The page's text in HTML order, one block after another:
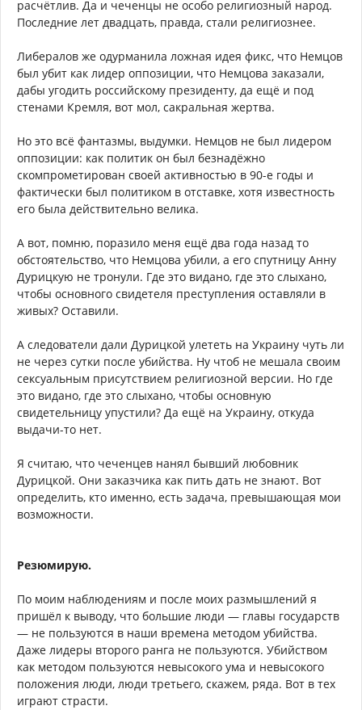
расчётлив. Да и чеченцы не особо религиозный народ.
Последние лет двадцать, правда, стали религиознее.
Либералов же одурманила ложная идея фикс, что Немцов
был убит как лидер оппозиции, что Немцова заказали,
дабы угодить российскому президенту, да ещё и под
стенами Кремля, вот мол, сакральная жертва.
Но это всё фантазмы, выдумки. Немцов не был лидером
оппозиции: как политик он был безнадёжно
скомпрометирован своей активностью в 90-е годы и
фактически был политиком в отставке, хотя известность
его была действительно велика.
А вот, помню, поразило меня ещё два года назад то
обстоятельство, что Немцова убили, а его спутницу Анну
Дурицкую не тронули. Где это видано, где это слыхано,
чтобы основного свидетеля преступления оставляли в
живых? Оставили.
А следователи дали Дурицкой улететь на Украину чуть ли
не через сутки после убийства. Ну чтоб не мешала своим
сексуальным присутствием религиозной версии. Но где
это видано, где это слыхано, чтобы основную
свидетельницу упустили? Да ещё на Украину, откуда
выдачи-то нет.
Я считаю, что чеченцев нанял бывший любовник
Дурицкой. Они заказчика как пить дать не знают. Вот
определить, кто именно, есть задача, превышающая мои
возможности.
Резюмирую.
По моим наблюдениям и после моих размышлений я
пришёл к выводу, что большие люди — главы государств
— не пользуются в наши времена методом убийства.
Даже лидеры второго ранга не пользуются. Убийством
как методом пользуются невысокого ума и невысокого
положения люди, люди третьего, скажем, ряда. Вот в тех
играют страсти.